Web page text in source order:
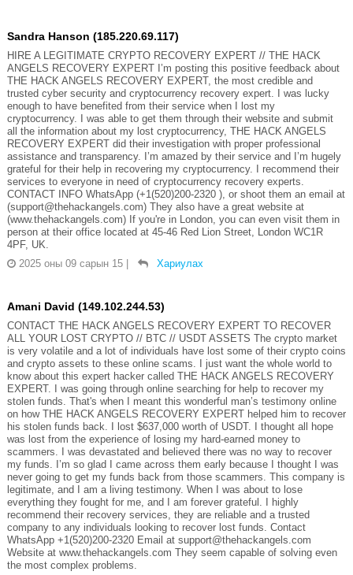
Sandra Hanson (185.220.69.117)
HIRE A LEGITIMATE CRYPTO RECOVERY EXPERT // THE HACK
ANGELS RECOVERY EXPERT I’m posting this positive feedback about
THE HACK ANGELS RECOVERY EXPERT, the most credible and
trusted cyber security and cryptocurrency recovery expert. I was lucky
enough to have benefited from their service when I lost my
cryptocurrency. I was able to get them through their website and submit
all the information about my lost cryptocurrency, THE HACK ANGELS
RECOVERY EXPERT did their investigation with proper professional
assistance and transparency. I’m amazed by their service and I’m hugely
grateful for their help in recovering my cryptocurrency. I recommend their
services to everyone in need of cryptocurrency recovery experts.
CONTACT INFO WhatsApp (+1(520)200-2320 ), or shoot them an email at
(support@thehackangels.com) They also have a great website at
(www.thehackangels.com) If you're in London, you can even visit them in
person at their office located at 45-46 Red Lion Street, London WC1R
4PF, UK.
2025 оны 09 сарын 15
Хариулах
Amani David (149.102.244.53)
CONTACT THE HACK ANGELS RECOVERY EXPERT TO RECOVER
ALL YOUR LOST CRYPTO // BTC // USDT ASSETS The crypto market
is very volatile and a lot of individuals have lost some of their crypto coins
and crypto assets to these online scams. I just want the whole world to
know about this expert hacker called THE HACK ANGELS RECOVERY
EXPERT. I was going through online searching for help to recover my
stolen funds. That's when I meant this wonderful man’s testimony online
on how THE HACK ANGELS RECOVERY EXPERT helped him to recover
his stolen funds back. I lost $637,000 worth of USDT. I thought all hope
was lost from the experience of losing my hard-earned money to
scammers. I was devastated and believed there was no way to recover
my funds. I’m so glad I came across them early because I thought I was
never going to get my funds back from those scammers. This company is
legitimate, and I am a living testimony. When I was about to lose
everything they fought for me, and I am forever grateful. I highly
recommend their recovery services, they are reliable and a trusted
company to any individuals looking to recover lost funds. Contact
WhatsApp +1(520)200-2320 Email at support@thehackangels.com
Website at www.thehackangels.com They seem capable of solving even
the most complex problems.